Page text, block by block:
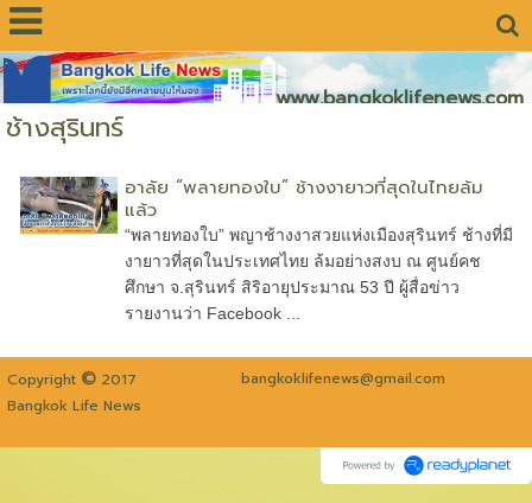
www.bangkoklifenews.com
ช้างสุรินทร์
อาลัย “พลายทองใบ” ช้างงายาวที่สุดในไทยล้ม
แล้ว
“พลายทองใบ” พญาช้างงาสวยแห่งเมืองสุรินทร์ ช้างที่มี
งายาวที่สุดในประเทศไทย ล้มอย่างสงบ ณ ศูนย์คช
ศึกษา จ.สุรินทร์ สิริอายุประมาณ 53 ปี ผู้สื่อข่าว
รายงานว่า Facebook ...
Copyright © 2017
bangkoklifenews@gmail.com
Bangkok Life News